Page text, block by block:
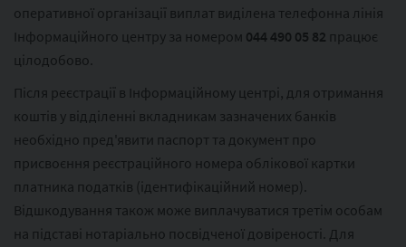
оперативної організації виплат виділена телефонна лінія
Інформаційного центру за номером 044 490 05 82 працює
цілодобово.
Після реєстрації в Інформаційному центрі, для отримання
коштів у відділенні вкладникам зазначених банків
необхідно пред'явити паспорт та документ про
присвоєння реєстраційного номера облікової картки
платника податків (ідентифікаційний номер).
Відшкодування також може виплачуватися третім особам
на підставі нотаріально посвідченої довіреності. Для